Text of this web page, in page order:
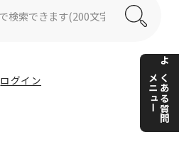
ログイン よくある質問
メニュー